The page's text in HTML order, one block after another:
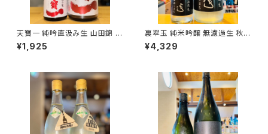
天寶一 純吟直汲み生 山田錦 7
20ml１本（㈱天寶一・広島県福
山市神辺町）
¥1,925
裏翠玉 純米吟醸 無濾過生 秋田
酒こまち 1800ml１本（両関酒
造・秋田県湯沢市前森）
¥4,329